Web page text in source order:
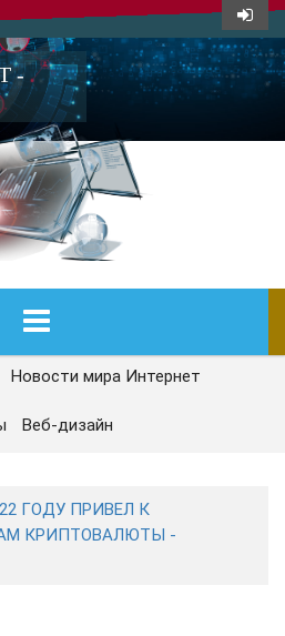
-
Новости мира Интернет
Веб-дизайн
ГОДУ ПРИВЕЛ К
КРИПТОВАЛЮТЫ -